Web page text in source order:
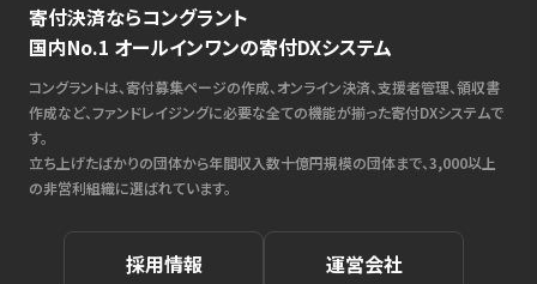
寄付決済ならコングラント
国内No.1 オールインワンの寄付DXシステム
コングラントは、寄付募集ページの作成、オンライン決済、支援者管理、領収書
作成など、ファンドレイジングに必要な全ての機能が揃った寄付DXシステムで
す。
立ち上げたばかりの団体から年間収入数十億円規模の団体まで、3,000以上
の非営利組織に選ばれています。
採用情報 運営会社